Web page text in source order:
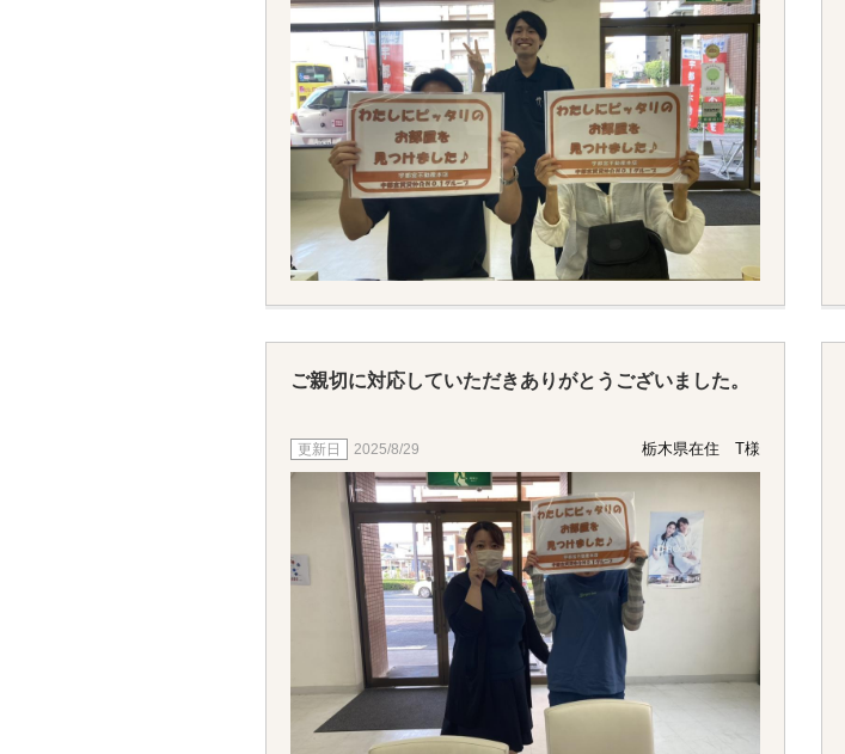
ご親切に対応していただきありがとうございました。
2025/8/29 栃木県在住 T様